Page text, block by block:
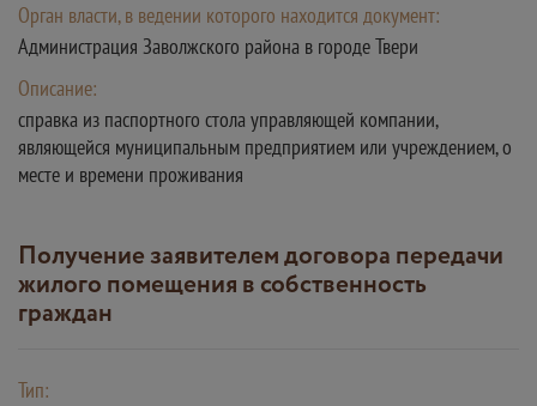
Орган власти, в ведении которого находится документ:
Администрация Заволжского района в городе Твери
Описание:
справка из паспортного стола управляющей компании,
являющейся муниципальным предприятием или учреждением, о
месте и времени проживания
Получение заявителем договора передачи
жилого помещения в собственность
граждан
Тип: